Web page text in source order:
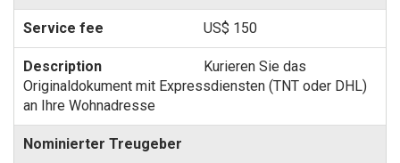
US$ 150
Kurieren Sie das
Originaldokument mit Expressdiensten (TNT oder DHL)
an Ihre Wohnadresse
Nominierter Treugeber